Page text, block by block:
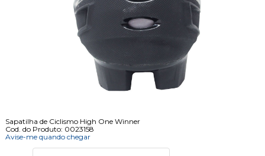
Sapatilha de Ciclismo High One Winner
Cod. do Produto: 0023158
Avise-me quando chegar